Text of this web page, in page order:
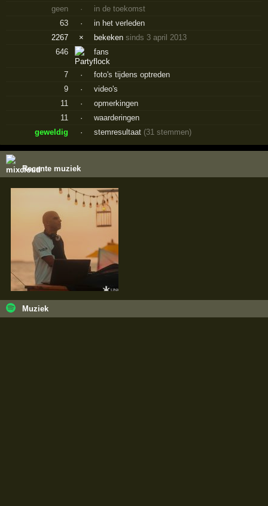
geen
·
in de toekomst
63
·
in het verleden
2267
× bekekensinds 3 april 2013
646
fans
7 ·
foto's tijdens optreden
9
·
video's
11
·
opmerkingen
11
·
waarderingen
geweldig
· stemresultaat (31 stemmen)
Recente muziek
Muziek